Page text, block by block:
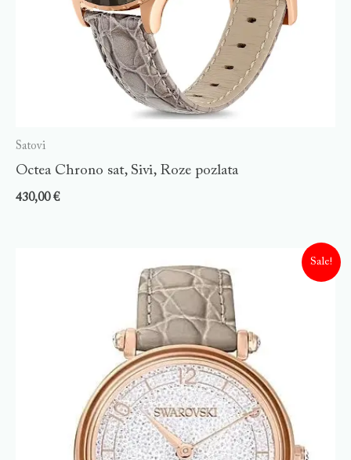
Satovi
Octea Chrono sat, Sivi, Roze pozlata
430,00€
Sale!